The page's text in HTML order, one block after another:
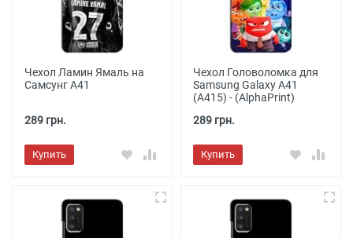
Чехол Ламин Ямаль на
Самсунг А41
289 грн.
Купить
Чехол Головоломка для
Samsung Galaxy A41
(A415) - (AlphaPrint)
289 грн.
Купить